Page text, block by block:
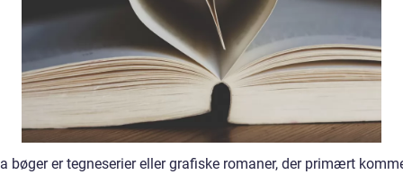
bøger er tegneserier eller grafiske romaner, der primært